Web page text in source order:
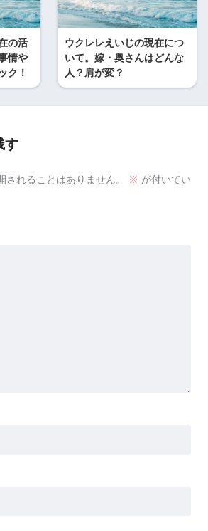
の活
情や
ク！
ウクレレえいじの現在につ
いて。嫁・奥さんはどんな
人？肩が変？
す
されることはありません。 ※ が付いてい